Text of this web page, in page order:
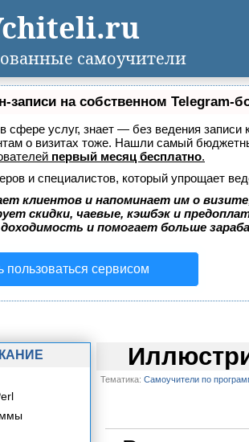
записи на собственном Telegram-
в сфере услуг, знает — без ведения
о визитах тоже. Нашли самый
первый месяц бесплатно.
и специалистов, который упрощает
клиентов и напоминает им о
скидки, чаевые, кэшбэк и
и помогает больше
пользоваться сервисом
Тематика: Самоучители по
самоучители